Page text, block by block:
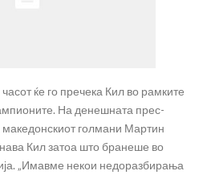
ќе го пречека Кил во рамките
На денешната прес-
голмани Мартин
Кил затоа што бранеше во
„Имавме некои недоразбирања